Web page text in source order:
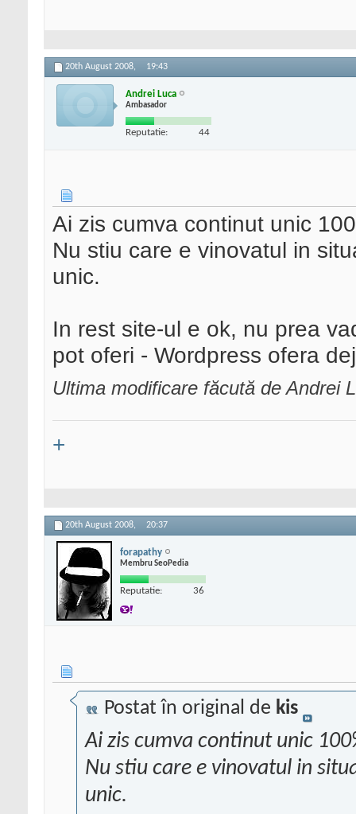
20th August 2008, 19:43
Andrei Luca
Ambasador
Reputatie: 44
Ai zis cumva continut unic
Nu stiu care e vinovatul in
unic.
In rest site-ul e ok, nu prea
pot oferi - Wordpress ofera
Ultima modificare făcută de Andrei
+
20th August 2008, 20:37
forapathy
Membru SeoPedia
Reputatie: 36
Postat în original de kis
Ai zis cumva continut unic
Nu stiu care e vinovatul in
unic.